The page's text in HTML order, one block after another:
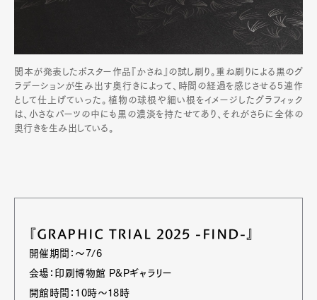
関本が発表したポスター作品『かさね』の試し刷り。重ね刷りによる黒のグ
ラデーションが生み出す奥行きによって、時間の経過を感じさせる5連作
として仕上げていった。植物の球根や細い根をイメージしたグラフィック
は、小さなパーツの中にも黒の濃淡を持たせてあり、それがさらに全体の
奥行きを生み出している。
『GRAPHIC TRIAL 2025 -FIND-』
開催期間：～7/6
会場：印刷博物館 P&Pギャラリー
開館時間：10時～18時